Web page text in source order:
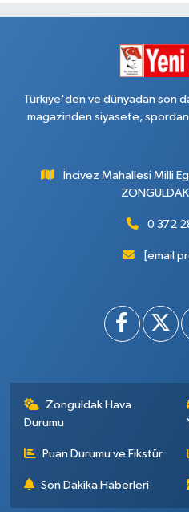
Türkiye'den ve dünyadan son
magazinden siyasete,
İncivez Mahallesi Milli
0 372
[email
Zonguldak Hava
Durumu
Puan Durumu ve Fikstür
Son Dakika Haberleri